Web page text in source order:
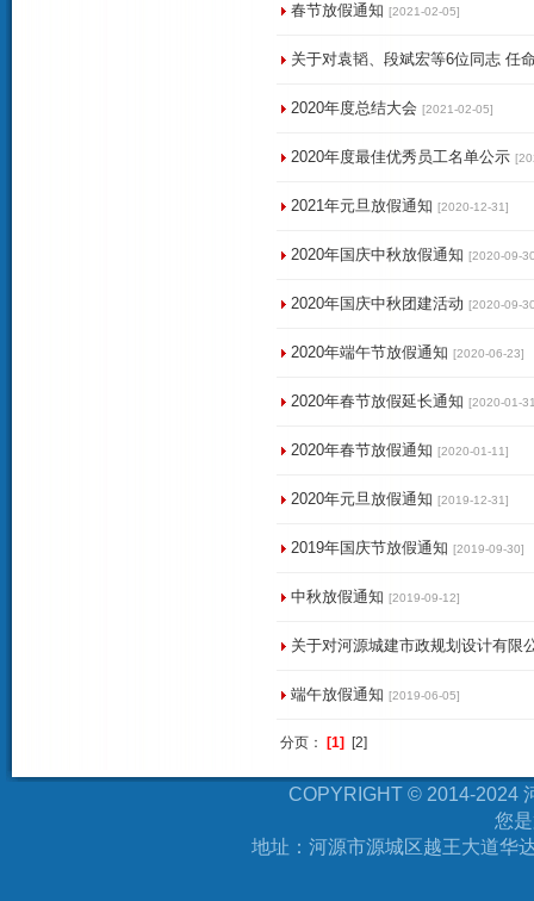
春节放假通知 [2021-02-05]
关于对袁韬、段斌宏等6位同志 任
2020年度总结大会 [2021-02-05]
2020年度最佳优秀员工名单公示
2021年元旦放假通知 [2020-12-31]
2020年国庆中秋放假通知 [2020-09-
2020年国庆中秋团建活动 [2020-09-
2020年端午节放假通知 [2020-06-23]
2020年春节放假延长通知 [2020-01-
2020年春节放假通知 [2020-01-11]
2020年元旦放假通知 [2019-12-31]
2019年国庆节放假通知 [2019-09-30]
中秋放假通知 [2019-09-12]
关于对河源城建市政规划设计有限
端午放假通知 [2019-06-05]
分页： [1] [2]
COPYRIGHT © 2014-2024
您
地址：河源市源城区越王大道华